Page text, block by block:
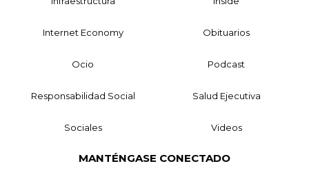
Internet Economy Obituarios
Ocio Podcast
Responsabilidad Social Salud Ejecutiva
Sociales Videos
MANTÉNGASE CONECTADO